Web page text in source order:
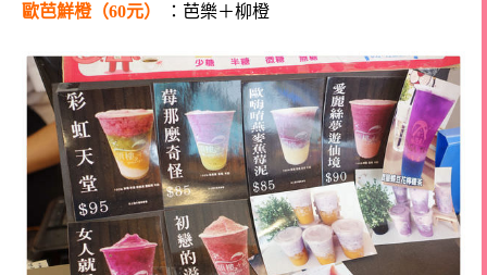
歐芭鮮橙（60元） ：芭樂＋柳橙